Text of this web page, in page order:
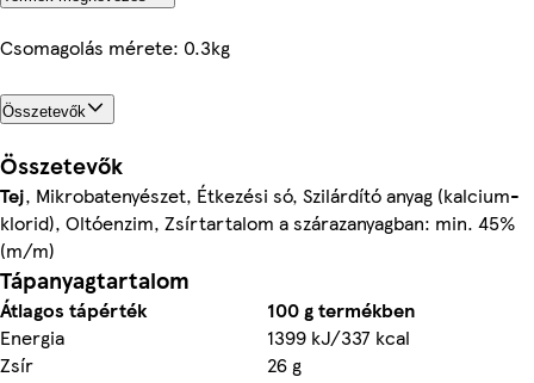
Csomagolás mérete: 0.3kg
Összetevők
Összetevők
Tej, Mikrobatenyészet, Étkezési só, Szilárdító anyag (kalcium-
klorid), Oltóenzim, Zsírtartalom a szárazanyagban: min. 45%
(m/m)
Tápanyagtartalom
Átlagos tápérték
100 g termékben
Energia
1399 kJ/337 kcal
Zsír
26 g